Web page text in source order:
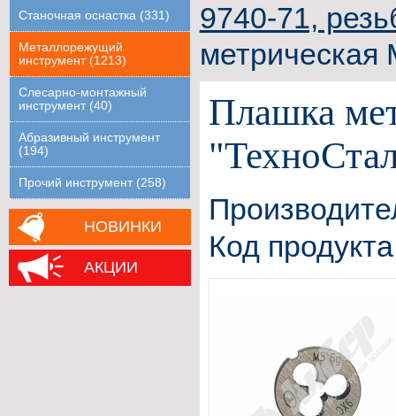
Станочная оснастка (331)
Металлорежущий
инструмент (1213)
Слесарно-монтажный
инструмент (40)
Абразивный инструмент
(194)
Прочий инструмент (258)
НОВИНКИ
АКЦИИ
9740-71,
Плашка
Код